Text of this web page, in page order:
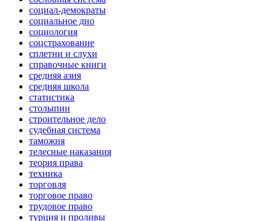
социал-демократы
социальное дно
социология
соцстрахование
сплетни и слухи
справочные книги
средняя азия
средняя школа
статистика
столыпин
строительное дело
судебная система
таможня
телесные наказания
теория права
техника
торговля
торговое право
трудовое право
турция и проливы